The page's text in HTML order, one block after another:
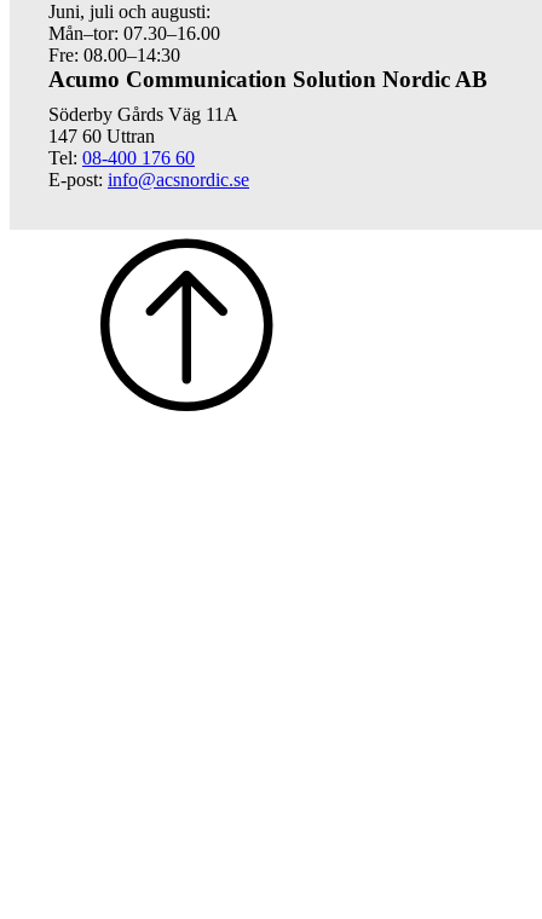
Juni, juli och augusti:
Mån–tor: 07.30–16.00
Fre: 08.00–14:30
Acumo Communication Solution Nordic AB
Söderby Gårds Väg 11A
147 60 Uttran
Tel: 08-400 176 60
E-post: info@acsnordic.se